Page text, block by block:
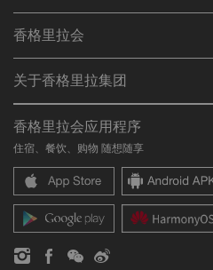
查找预订
餐厅与酒吧
香格里拉会
加入香格里拉会
常见问题
联络我们
关于香格里拉集团
我们的酒店品牌
香格里拉中心
香格里拉公寓
联系方式
职业发展
企业社会责任
新闻稿
香格里拉会应用程序
住宿、餐饮、购物 随想随享